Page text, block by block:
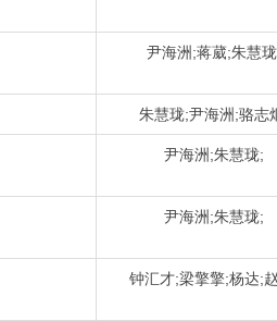
尹海洲;蒋葳;朱慧
朱慧珑;尹海洲;骆志
尹海洲;朱慧珑;
尹海洲;朱慧珑;
钟汇才;梁擎擎;杨达;